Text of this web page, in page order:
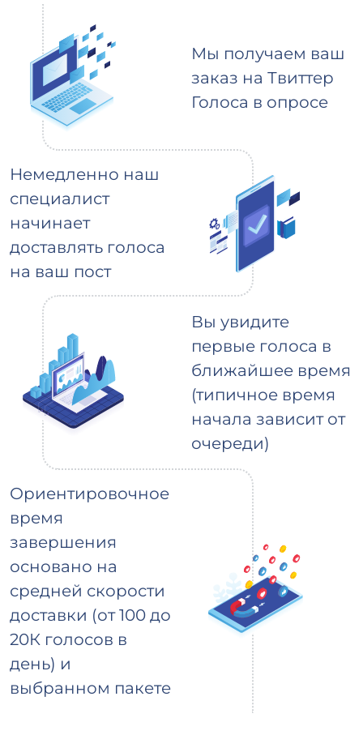
Мы получаем ваш
заказ на Твиттер
Голоса в опросе
Немедленно наш
специалист
начинает
доставлять голоса
на ваш пост
Вы увидите
первые голоса в
ближайшее время
(типичное время
начала зависит от
очереди)
Ориентировочное
время
завершения
основано на
средней скорости
доставки (от 100 до
20К голосов в
день) и
выбранном пакете